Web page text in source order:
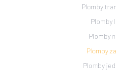
Plomby
Plomby
Plomby
Plomby
Plomby